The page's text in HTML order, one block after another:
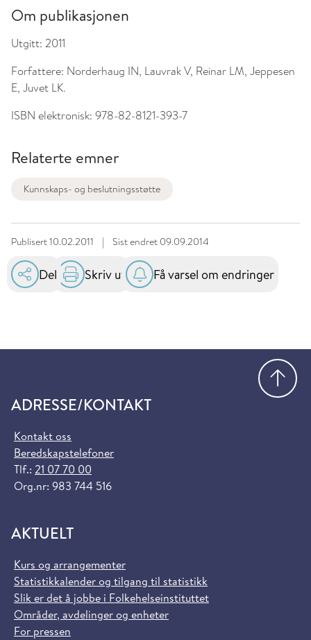
Om publikasjonen
Utgitt: 2011
Forfattere: Norderhaug IN, Lauvrak V, Reinar LM, Jeppesen
E, Juvet LK.
ISBN elektronisk: 978-82-8121-393-7
Relaterte emner
Kunnskaps- og beslutningsstøtte
Publisert10.02.2011 | Sist endret 09.09.2014
Del Skriv ut Få varsel om endringer
ADRESSE/KONTAKT
Kontakt oss
Beredskapstelefoner
Tlf.: 21 07 70 00
Org.nr: 983 744 516
AKTUELT
Kurs og arrangementer
Statistikkalender og tilgang til statistikk
Slik er det å jobbe i Folkehelseinstituttet
Områder, avdelinger og enheter
For pressen